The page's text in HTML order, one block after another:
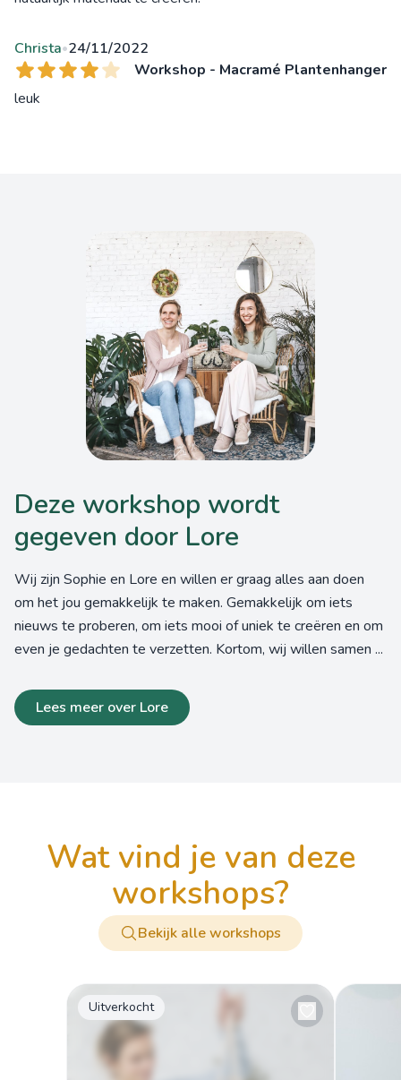
Christa•24/11/2022
Workshop - Macramé Plantenhanger
leuk
Deze workshop wordt
gegeven door Lore
Wij zijn Sophie en Lore en willen er graag alles aan doen
om het jou gemakkelijk te maken. Gemakkelijk om iets
nieuws te proberen, om iets mooi of uniek te creëren en om
even je gedachten te verzetten. Kortom, wij willen samen ...
Lees meer over Lore
wat vind je van deze
workshops?
Bekijk alle workshops
Uitverkocht